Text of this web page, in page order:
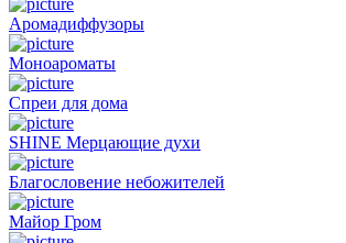
Аромадиффузоры
Моноароматы
Спреи для дома
SHINE Мерцающие духи
Благословение небожителей
Майор Гром